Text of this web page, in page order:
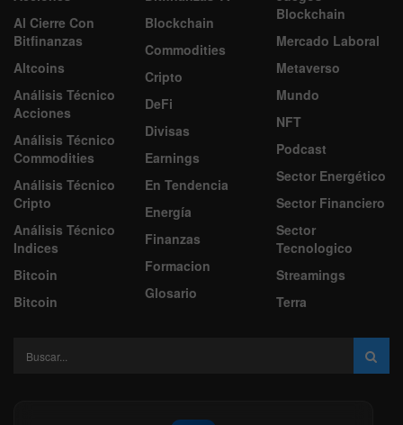
Al Cierre Con
Bitfinanzas
Altcoins
Análisis Técnico
Acciones
Análisis Técnico
Commodities
Análisis Técnico
Cripto
Análisis Técnico
Indices
Bitcoin
Bitcoin
Blockchain
Commodities
Cripto
DeFi
Divisas
Earnings
En Tendencia
Energía
Finanzas
Formacion
Glosario
Blockchain
Mercado Laboral
Metaverso
Mundo
NFT
Podcast
Sector Energético
Sector Financiero
Sector
Tecnologico
Streamings
Terra